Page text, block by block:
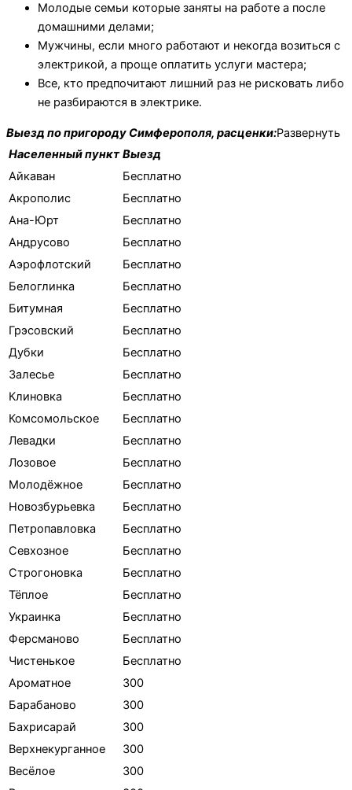
Молодые семьи которые заняты на работе а после
домашними делами;
Мужчины, если много работают и некогда возиться с
электрикой, а проще оплатить услуги мастера;
Все, кто предпочитают лишний раз не рисковать либо
не разбираются в электрике.
Выезд по пригороду Симферополя, расценки:Развернуть
Населенный пункт Выезд
Айкаван
Бесплатно
Акрополис
Бесплатно
Ана-Юрт
Бесплатно
Андрусово
Бесплатно
Аэрофлотский
Бесплатно
Белоглинка
Бесплатно
Битумная
Бесплатно
Грэсовский
Бесплатно
Дубки
Бесплатно
Залесье
Бесплатно
Клиновка
Бесплатно
Комсомольское
Бесплатно
Левадки
Бесплатно
Лозовое
Бесплатно
Молодёжное
Бесплатно
Новозбурьевка
Бесплатно
Петропавловка
Бесплатно
Севхозное
Бесплатно
Строгоновка
Бесплатно
Тёплое
Бесплатно
Украинка
Бесплатно
Ферсманово
Бесплатно
Чистенькое
Бесплатно
Ароматное
300
Барабаново
300
Бахрисарай
300
Верхнекурганное
300
Весёлое
300